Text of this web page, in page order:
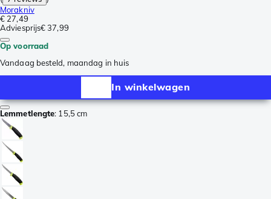
Morakniv
€ 27,49
Adviesprijs€ 37,99
Op voorraad
Vandaag besteld, maandag in huis
In winkelwagen
Lemmetlengte: 15,5 cm